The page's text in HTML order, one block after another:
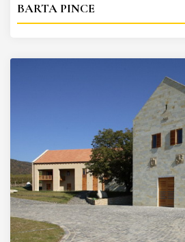
BARTA PINCE